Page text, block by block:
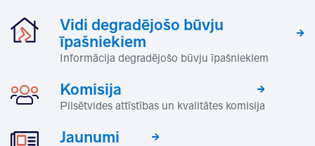
Vidi degradējošo būvju
īpašniekiem
Informācija degradējošo būvju īpašniekiem
Komisija
Pilsētvides attīstības un kvalitātes komisija
Jaunumi